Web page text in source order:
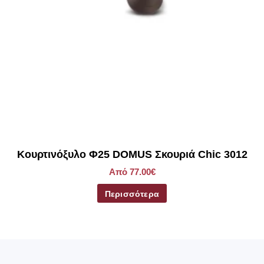
Kουρτινόξυλο Φ25 DOMUS Σκουριά Chic 3012
Από 77.00€
Περισσότερα